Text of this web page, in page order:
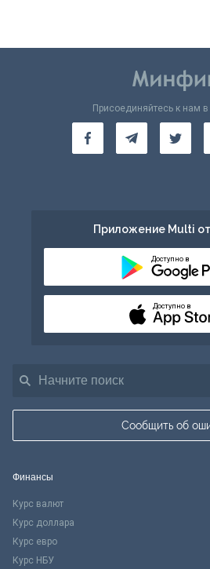
Сообщить об
Присоединяйтесь к нам в
Приложение Multi
Доступно в
Доступно в
Финансы
Курс валют
Курс доллара
Курс евро
Курс НБУ